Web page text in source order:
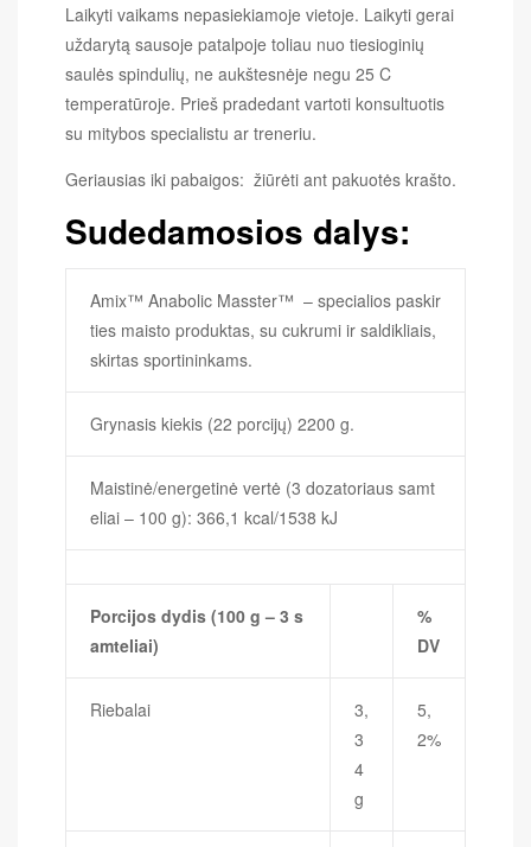
Laikyti vaikams nepasiekiamoje vietoje. Laikyti gerai
uždarytą sausoje patalpoje toliau nuo tiesioginių
saulės spindulių, ne aukštesnėje negu 25 C
temperatūroje. Prieš pradedant vartoti konsultuotis
su mitybos specialistu ar treneriu.
Geriausias iki pabaigos: žiūrėti ant pakuotės krašto.
Sudedamosios dalys:
Amix™ Anabolic Masster™ – specialios paskir
ties maisto produktas, su cukrumi ir saldikliais,
skirtas sportininkams.
Grynasis kiekis (22 porcijų) 2200 g.
Maistinė/energetinė vertė (3 dozatoriaus samt
eliai – 100 g): 366,1 kcal/1538 kJ
Porcijos dydis (100 g – 3 s
amteliai)
%
DV
Riebalai
3,
3
4
g
5,
2%